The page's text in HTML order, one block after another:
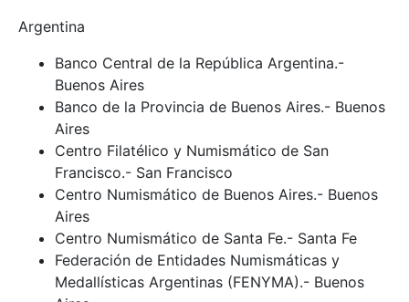
Argentina
Banco Central de la República Argentina.-
Buenos Aires
Banco de la Provincia de Buenos Aires.- Buenos
Aires
Centro Filatélico y Numismático de San
Francisco.- San Francisco
Centro Numismático de Buenos Aires.- Buenos
Aires
Centro Numismático de Santa Fe.- Santa Fe
Federación de Entidades Numismáticas y
Medallísticas Argentinas (FENYMA).- Buenos